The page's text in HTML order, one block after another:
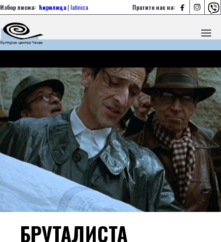
Пратите нас на:   
Избор писма: ћирилица| latinica
БРУТАЛИСТА